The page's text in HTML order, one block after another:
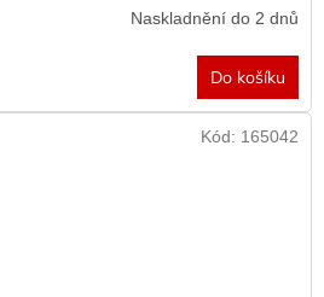
Naskladnění do 2 dnů
Do košíku
Kód: 165042